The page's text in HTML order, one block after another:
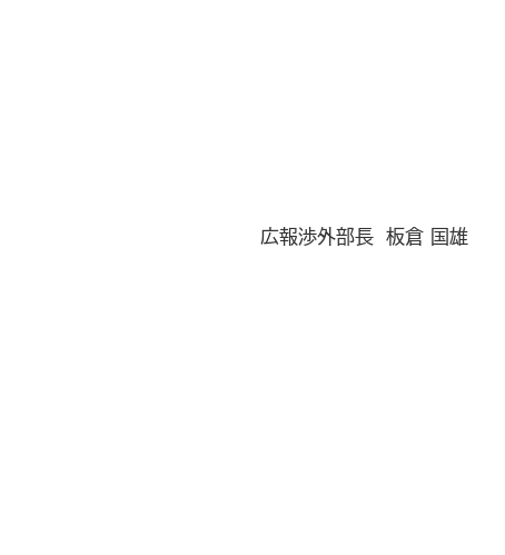
広報渉外部長 板倉 国雄